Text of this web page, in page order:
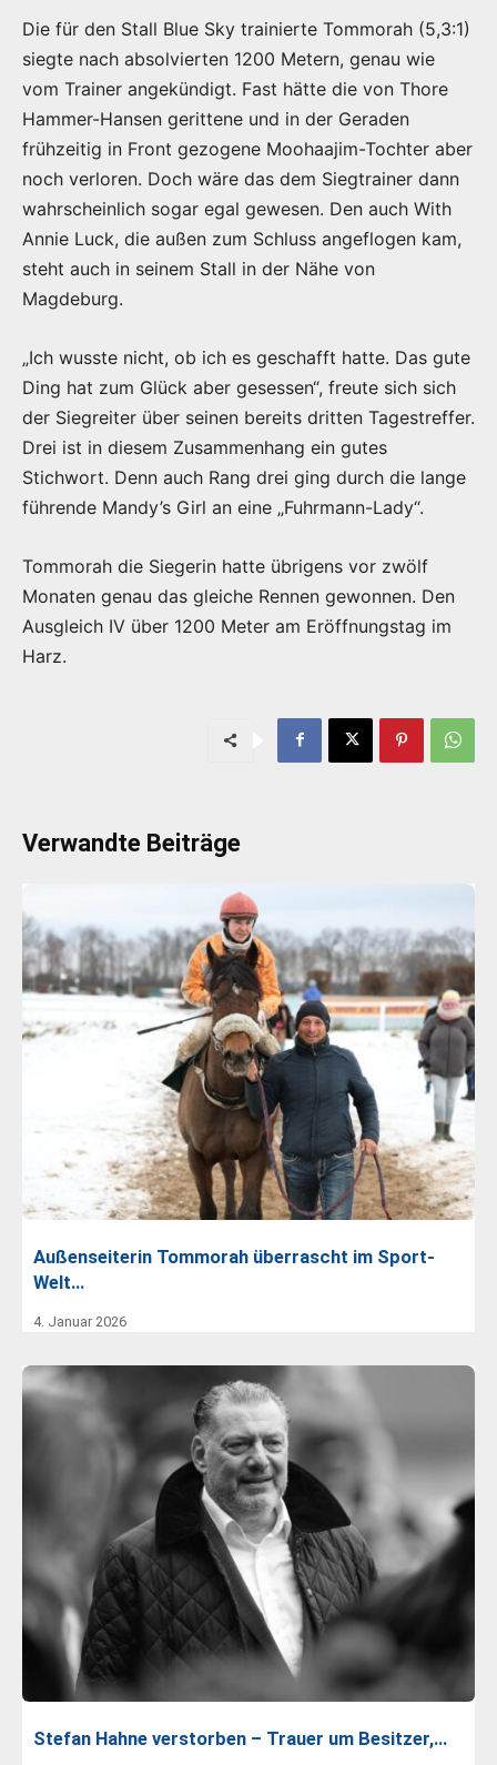
Die für den Stall Blue Sky trainierte Tommorah (5,3:1)
siegte nach absolvierten 1200 Metern, genau wie
vom Trainer angekündigt. Fast hätte die von Thore
Hammer-Hansen gerittene und in der Geraden
frühzeitig in Front gezogene Moohaajim-Tochter aber
noch verloren. Doch wäre das dem Siegtrainer dann
wahrscheinlich sogar egal gewesen. Den auch With
Annie Luck, die außen zum Schluss angeflogen kam,
steht auch in seinem Stall in der Nähe von
Magdeburg.
„Ich wusste nicht, ob ich es geschafft hatte. Das gute
Ding hat zum Glück aber gesessen“, freute sich sich
der Siegreiter über seinen bereits dritten Tagestreffer.
Drei ist in diesem Zusammenhang ein gutes
Stichwort. Denn auch Rang drei ging durch die lange
führende Mandy’s Girl an eine „Fuhrmann-Lady“.
Tommorah die Siegerin hatte übrigens vor zwölf
Monaten genau das gleiche Rennen gewonnen. Den
Ausgleich IV über 1200 Meter am Eröffnungstag im
Harz.
Verwandte Beiträge
Außenseiterin Tommorah überrascht im Sport-
Welt…
4. Januar 2026
Stefan Hahne verstorben – Trauer um Besitzer,…